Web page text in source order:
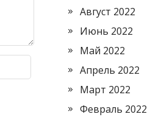
Август 2022
Июнь 2022
Май 2022
Апрель 2022
Март 2022
Февраль 2022